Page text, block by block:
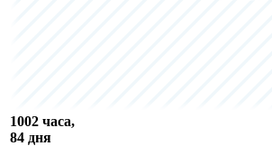
1002 часа,
84 дня